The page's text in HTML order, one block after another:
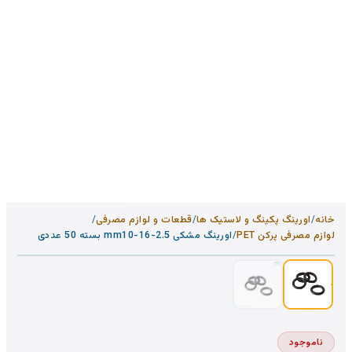
خانه/اورینگ پکینگ و لاستیک ها/قطعات و لوازم مصرفی/
لوازم مصرفی پرکن PET
/اورینگ مشکی mm10-16-2.5 بسته 50 عددی 1/ 2
ناموجود